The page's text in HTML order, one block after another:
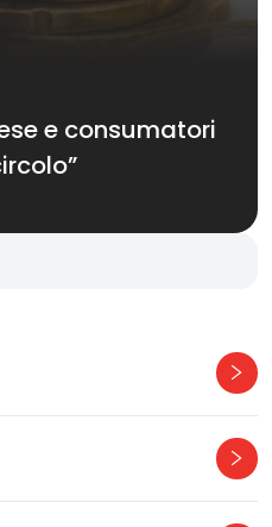
e consumatori